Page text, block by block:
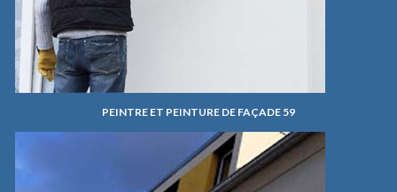
PEINTRE ET PEINTURE DE FAÇADE 59